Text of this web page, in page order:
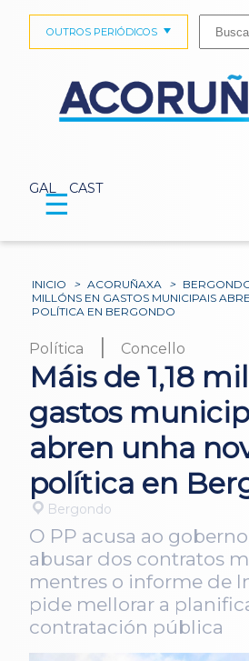
GAL CAST
OUTROS PERIÓDICOS
☰
INICIO > ACORUÑAXA >
MILLÓNS EN GASTOS MUNICIPAIS
POLÍTICA EN BERGONDO
Política | Concello
Máis de 1,18
gastos
abren unha
política en
Bergondo
O PP acusa ao
abusar dos contratos
mentres o informe de
pide mellorar a
contratación pública